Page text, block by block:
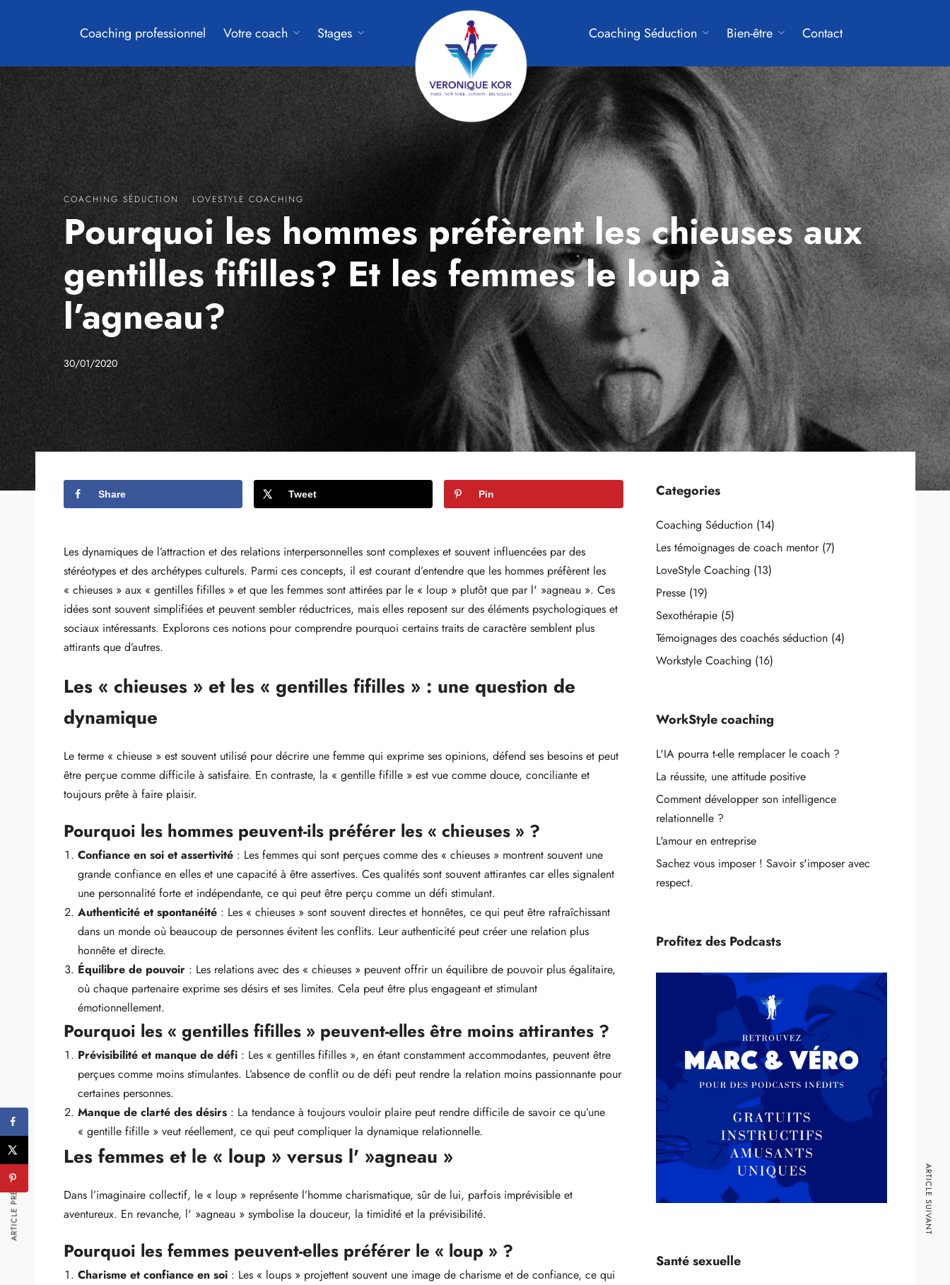
Coaching professionnel Votre coach Stages Coaching Séduction Bien-être Contact
COACHING SÉDUCTION ·LOVESTYLE COACHING
Pourquoi les hommes préfèrent les chieuses aux
gentilles fifilles? Et les femmes le loup à
l’agneau?
30/01/2020
Share Tweet Pin
Les dynamiques de l’attraction et des relations interpersonnelles sont complexes et souvent influencées par des
stéréotypes et des archétypes culturels. Parmi ces concepts, il est courant d’entendre que les hommes préfèrent les
« chieuses » aux « gentilles fifilles » et que les femmes sont attirées par le « loup » plutôt que par l' »agneau ». Ces
idées sont souvent simplifiées et peuvent sembler réductrices, mais elles reposent sur des éléments psychologiques et
sociaux intéressants. Explorons ces notions pour comprendre pourquoi certains traits de caractère semblent plus
attirants que d’autres.
Les « chieuses » et les « gentilles fifilles » : une question de
dynamique
Le terme « chieuse » est souvent utilisé pour décrire une femme qui exprime ses opinions, défend ses besoins et peut
être perçue comme difficile à satisfaire. En contraste, la « gentille fifille » est vue comme douce, conciliante et
toujours prête à faire plaisir.
Pourquoi les hommes peuvent-ils préférer les « chieuses » ?
Confiance en soi et assertivité: Les femmes qui sont perçues comme des « chieuses » montrent souvent une
grande confiance en elles et une capacité à être assertives. Ces qualités sont souvent attirantes car elles signalent
une personnalité forte et indépendante, ce qui peut être perçu comme un défi stimulant.
Authenticité et spontanéité: Les « chieuses » sont souvent directes et honnêtes, ce qui peut être rafraîchissant
dans un monde où beaucoup de personnes évitent les conflits. Leur authenticité peut créer une relation plus
honnête et directe.
Équilibre de pouvoir: Les relations avec des « chieuses » peuvent offrir un équilibre de pouvoir plus égalitaire,
où chaque partenaire exprime ses désirs et ses limites. Cela peut être plus engageant et stimulant
émotionnellement.
Pourquoi les « gentilles fifilles » peuvent-elles être moins attirantes ?
Prévisibilité et manque de défi: Les « gentilles fifilles », en étant constamment accommodantes, peuvent être
perçues comme moins stimulantes. L’absence de conflit ou de défi peut rendre la relation moins passionnante pour
certaines personnes.
Manque de clarté des désirs: La tendance à toujours vouloir plaire peut rendre difficile de savoir ce qu’une
« gentille fifille » veut réellement, ce qui peut compliquer la dynamique relationnelle.
Les femmes et le « loup » versus l' »agneau »
Dans l’imaginaire collectif, le « loup » représente l’homme charismatique, sûr de lui, parfois imprévisible et
aventureux. En revanche, l' »agneau » symbolise la douceur, la timidité et la prévisibilité.
Pourquoi les femmes peuvent-elles préférer le « loup » ?
Charisme et confiance en soi: Les « loups » projettent souvent une image de charisme et de confiance, ce qui
ARTICLE PRÉCÉDENT ARTICLE SUIVANT
Categories
Coaching Séduction (14)
Les témoignages de coach mentor(7)
LoveStyle Coaching (13)
Presse (19)
Sexothérapie (5)
Témoignages des coachés séduction (4)
Workstyle Coaching (16)
WorkStyle coaching
L'IA pourra t-elle remplacer le coach ?
La réussite, une attitude positive
Comment développer son intelligence
relationnelle ?
L'amour en entreprise
Sachez vous imposer ! Savoir s'imposer avec
respect.
Profitez des Podcasts
Santé sexuelle